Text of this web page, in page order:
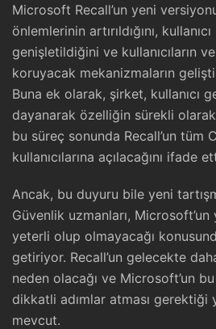
Microsoft Recall’un yeni
önlemlerinin artırıldığını,
genişletildiğini ve kullanıcıların
koruyacak mekanizmaların
Buna ek olarak, şirket, kullanıcı
dayanarak özelliğin sürekli
bu süreç sonunda Recall’un tüm
kullanıcılarına açılacağını ifade
Ancak, bu duyuru bile yeni
Güvenlik uzmanları,
yeterli olup olmayacağı
getiriyor. Recall’un gelecekte
neden olacağı ve Microsoft’un
dikkatli adımlar atması gerektiği
mevcut.